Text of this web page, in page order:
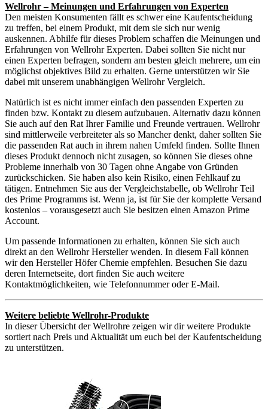
Wellrohr – Meinungen und Erfahrungen von Experten
Den meisten Konsumenten fällt es schwer eine Kaufentscheidung
zu treffen, bei einem Produkt, mit dem sie sich nur wenig
auskennen. Abhilfe für dieses Problem schaffen die Meinungen und
Erfahrungen von Wellrohr Experten. Dabei sollten Sie nicht nur
einen Experten befragen, sondern am besten gleich mehrere, um ein
möglichst objektives Bild zu erhalten. Gerne unterstützen wir Sie
dabei mit unserem unabhängigen Wellrohr Vergleich.
Natürlich ist es nicht immer einfach den passenden Experten zu
finden bzw. Kontakt zu diesem aufzubauen. Alternativ dazu können
Sie auch auf den Rat Ihrer Familie und Freunde vertrauen. Wellrohr
sind mittlerweile verbreiteter als so Mancher denkt, daher sollten Sie
die passenden Rat auch in ihrem nahen Umfeld finden. Sollte Ihnen
dieses Produkt dennoch nicht zusagen, so können Sie dieses ohne
Probleme innerhalb von 30 Tagen ohne Angabe von Gründen
zurückschicken. Sie haben also kein Risiko, einen Fehlkauf zu
tätigen. Entnehmen Sie aus der Vergleichstabelle, ob Wellrohr Teil
des Prime Programms ist. Wenn ja, ist für Sie der komplette Versand
kostenlos – vorausgesetzt auch Sie besitzen einen Amazon Prime
Account.
Um passende Informationen zu erhalten, können Sie sich auch
direkt an den Wellrohr Hersteller wenden. In diesem Fall können
wir den Hersteller Höfer Chemie empfehlen. Besuchen Sie dazu
deren Internetseite, dort finden Sie auch weitere
Kontaktmöglichkeiten, wie Telefonnummer oder E-Mail.
Weitere beliebte Wellrohr-Produkte
In dieser Übersicht der Wellrohre zeigen wir dir weitere Produkte
sortiert nach Preis und Aktualität um euch bei der Kaufentscheidung
zu unterstützen.